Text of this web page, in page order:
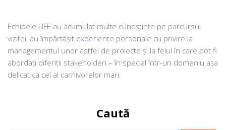
Echipele LIFE au acumulat multe cunoștințe pe parcursul
vizitei, au împărtășit experiențe personale cu privire la
managementul unor astfel de proiecte și la felul în care pot fi
abordați diferiții stakeholderi – în special într-un domeniu așa
delicat ca cel al carnivorelor mari.
Caută